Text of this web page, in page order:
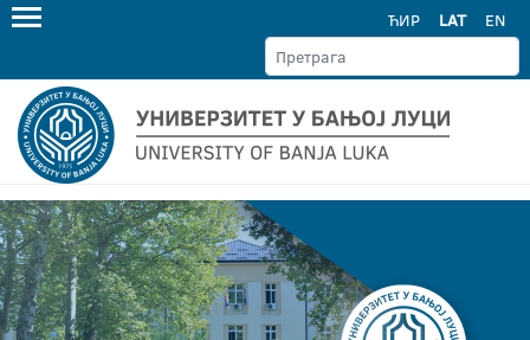
ЋИР LAT EN